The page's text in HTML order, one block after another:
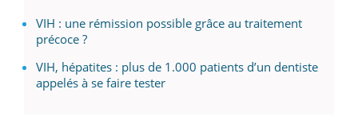
VIH : une rémission possible grâce au traitement
précoce ?
VIH, hépatites : plus de 1.000 patients d’un dentiste
appelés à se faire tester